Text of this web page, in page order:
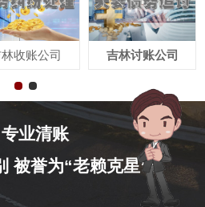
收账公司 吉林讨账公司
业清账
被誉为“老赖克星”